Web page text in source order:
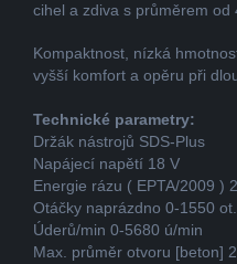
cihel a zdiva s průměrem od
Kompaktnost, nízká
vyšší komfort a opěru při
Technické parametry:
Držák nástrojů SDS-Plus
Napájecí napětí 18 V
Energie rázu ( EPTA/2009 )
Otáčky naprázdno 0-1550
Úderů/min 0-5680 ú/min
Max. průměr otvoru [beton]